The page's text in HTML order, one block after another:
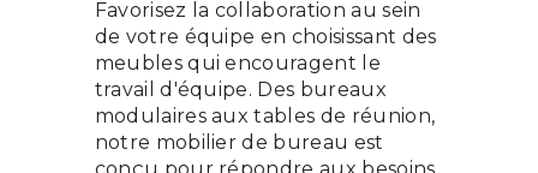
Favorisez la collaboration au sein
de votre équipe en choisissant des
meubles qui encouragent le
travail d'équipe. Des bureaux
modulaires aux tables de réunion,
notre mobilier de bureau est